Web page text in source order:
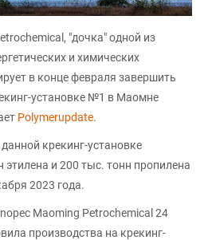
"дочка" одной из
и химических
в конце февраля завершить
установке №1 в Маомне
Polymerupdate.
крекинг-установке
и 200 тыс. тонн пропилена
2023 года.
Maoming Petrochemical 24
производства на крекинг-